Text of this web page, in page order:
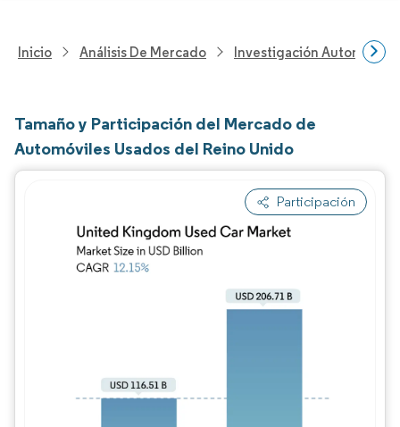
Inicio Análisis De Mercado Investigación Automotriz
Tamaño y Participación del Mercado de
Automóviles Usados del Reino Unido
Participación
Imagen © Mordor Intelligence. El uso